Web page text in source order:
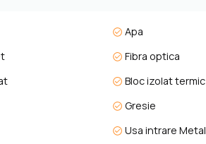
si vedere catre munti
Apa
Fibra optica
Bloc izolat termic
Gresie
Usa intrare Metal